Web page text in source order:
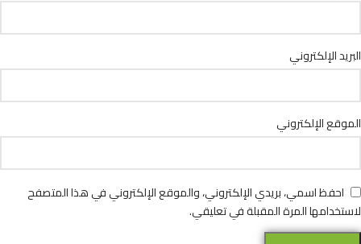
البريد الإلكتروني
الموقع الإلكتروني
احفظ اسمي، بريدي الإلكتروني، والموقع الإلكتروني في هذا المتصفح
لاستخدامها المرة المقبلة في تعليقي.